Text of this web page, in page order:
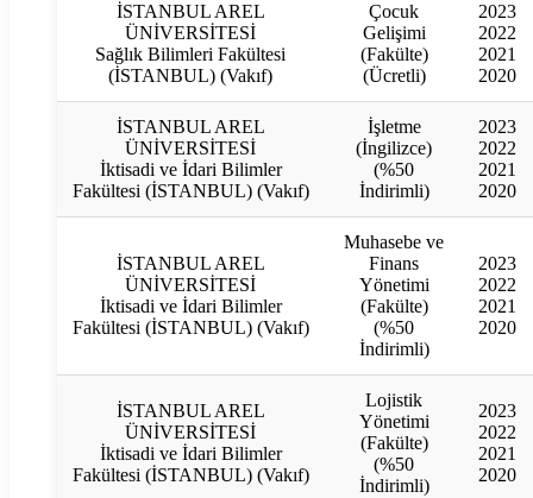
İSTANBUL AREL
ÜNİVERSİTESİ
Sağlık Bilimleri Fakültesi
(İSTANBUL) (Vakıf)
Çocuk
Gelişimi
(Fakülte)
(Ücretli)
2023
2022
2021
2020
İSTANBUL AREL
ÜNİVERSİTESİ
İktisadi ve İdari Bilimler
Fakültesi (İSTANBUL) (Vakıf)
İşletme
(İngilizce)
(%50
İndirimli)
2023
2022
2021
2020
İSTANBUL AREL
ÜNİVERSİTESİ
İktisadi ve İdari Bilimler
Fakültesi (İSTANBUL) (Vakıf)
Muhasebe ve
Finans
Yönetimi
(Fakülte)
(%50
İndirimli)
2023
2022
2021
2020
İSTANBUL AREL
ÜNİVERSİTESİ
İktisadi ve İdari Bilimler
Fakültesi (İSTANBUL) (Vakıf)
Lojistik
Yönetimi
(Fakülte)
(%50
İndirimli)
2023
2022
2021
2020